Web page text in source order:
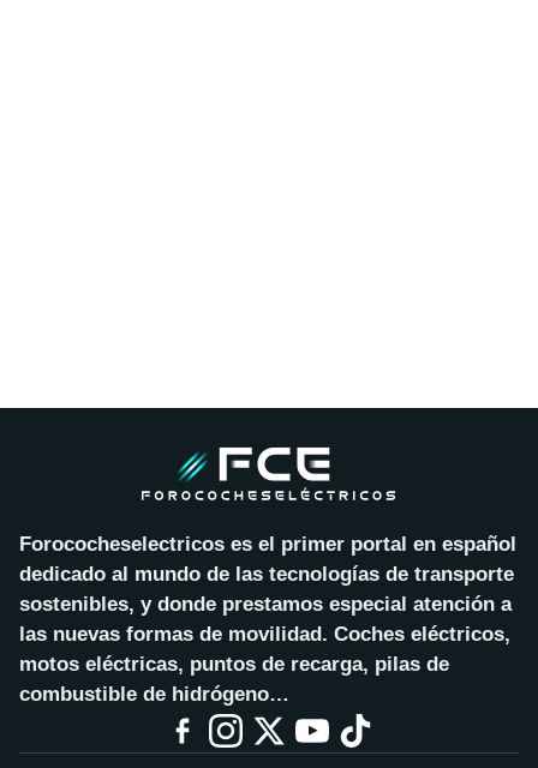
Forococheselectricos es el primer portal en español
dedicado al mundo de las tecnologías de transporte
sostenibles, y donde prestamos especial atención a
las nuevas formas de movilidad. Coches eléctricos,
motos eléctricas, puntos de recarga, pilas de
combustible de hidrógeno…